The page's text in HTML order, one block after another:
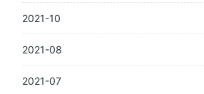
2021-10
2021-08
2021-07